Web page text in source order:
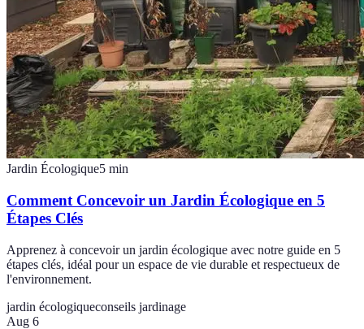
Jardin Écologique5 min
Comment Concevoir un Jardin Écologique en 5
Étapes Clés
Apprenez à concevoir un jardin écologique avec notre guide en 5
étapes clés, idéal pour un espace de vie durable et respectueux de
l'environnement.
jardin écologiqueconseils jardinage
Aug 6